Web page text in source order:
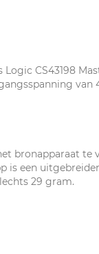
CS43198
bronapparaat
is een
29 gram.